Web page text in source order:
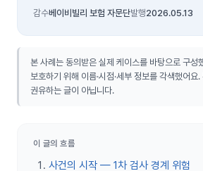
감수베이비빌리 보험 자문단발행2026.05.13
본 사례는 동의받은 실제 케이스를 바탕으로 구성
보호하기 위해 이름·시점·세부 정보를 각색했어요
권유하는 글이 아닙니다.
이 글의 흐름
사건의 시작 — 1차 검사 경계 위험